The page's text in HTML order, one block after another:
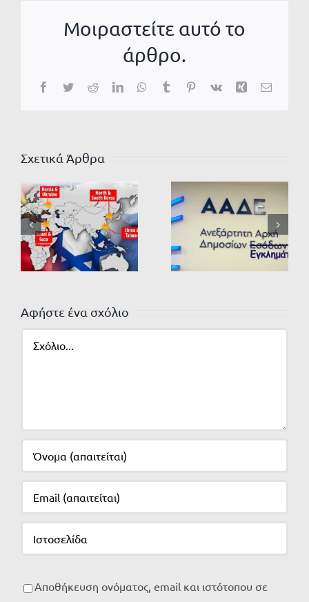
Μοιραστείτε αυτό το
άρθρο.
Facebook
TwitterRedditLinkedInWhatsApp
TumblrPinterest
Vk Xing Email
Σχετικά Άρθρα
Αφήστε ένα σχόλιο
Αποθήκευση ονόματος, email και ιστότοπου σε